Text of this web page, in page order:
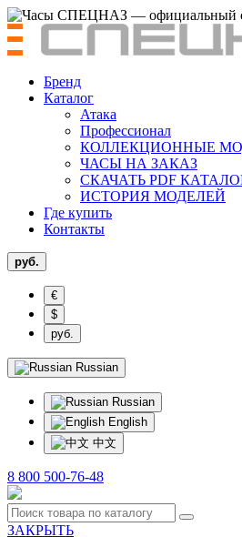
Бренд
Каталог
Атака
Профессионал
КОЛЛЕКЦИОННЫЕ
ЧАСЫ НА ЗАКАЗ
СКАЧАТЬ PDF
ИСТОРИЯ МОДЕЛЕЙ
Где купить
Контакты
руб.
€
$
руб.
Russian
Russian
English
中文
8 800 500-76-48
ЗАКРЫТЬ